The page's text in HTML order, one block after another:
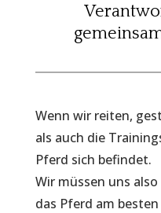
Wenn wir reiten,
als auch die
Pferd sich befindet.
Wir müssen uns
das Pferd am